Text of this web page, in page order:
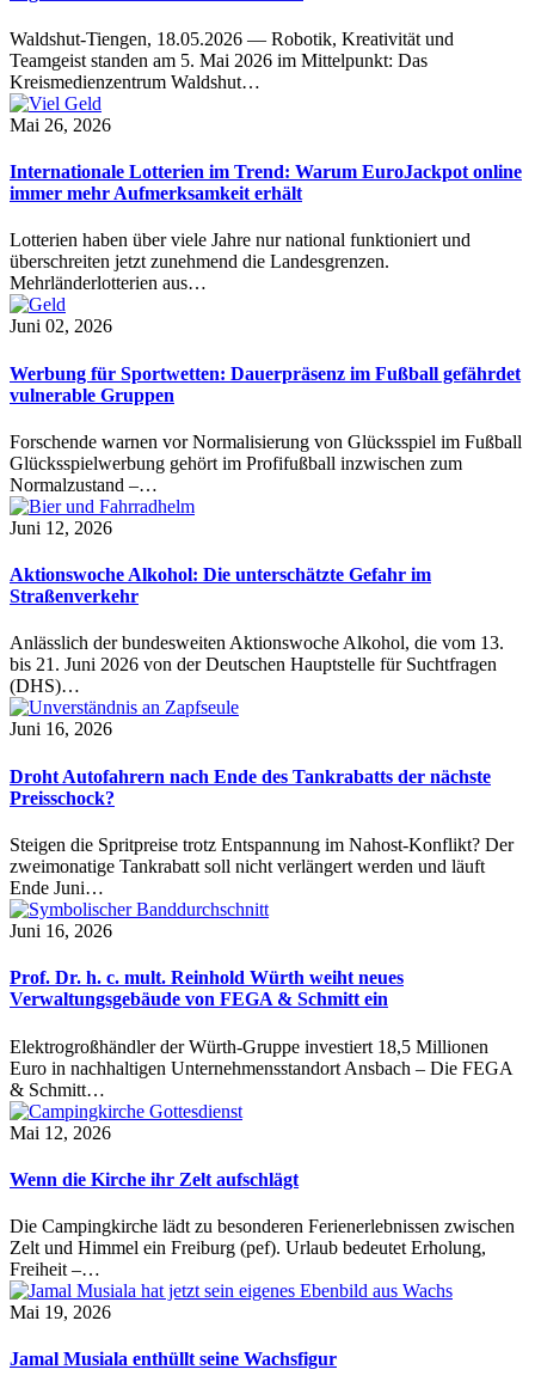
Waldshut-Tiengen, 18.05.2026 — Robotik, Kreativität und
Teamgeist standen am 5. Mai 2026 im Mittelpunkt: Das
Kreismedienzentrum Waldshut…
Mai 26, 2026
Internationale Lotterien im Trend: Warum EuroJackpot online
immer mehr Aufmerksamkeit erhält
Lotterien haben über viele Jahre nur national funktioniert und
überschreiten jetzt zunehmend die Landesgrenzen.
Mehrländerlotterien aus…
Juni 02, 2026
Werbung für Sportwetten: Dauerpräsenz im Fußball gefährdet
vulnerable Gruppen
Forschende warnen vor Normalisierung von Glücksspiel im Fußball
Glücksspielwerbung gehört im Profifußball inzwischen zum
Normalzustand –…
Juni 12, 2026
Aktionswoche Alkohol: Die unterschätzte Gefahr im
Straßenverkehr
Anlässlich der bundesweiten Aktionswoche Alkohol, die vom 13.
bis 21. Juni 2026 von der Deutschen Hauptstelle für Suchtfragen
(DHS)…
Juni 16, 2026
Droht Autofahrern nach Ende des Tankrabatts der nächste
Preisschock?
Steigen die Spritpreise trotz Entspannung im Nahost-Konflikt? Der
zweimonatige Tankrabatt soll nicht verlängert werden und läuft
Ende Juni…
Juni 16, 2026
Prof. Dr. h. c. mult. Reinhold Würth weiht neues
Verwaltungsgebäude von FEGA & Schmitt ein
Elektrogroßhändler der Würth-Gruppe investiert 18,5 Millionen
Euro in nachhaltigen Unternehmensstandort Ansbach – Die FEGA
& Schmitt…
Mai 12, 2026
Wenn die Kirche ihr Zelt aufschlägt
Die Campingkirche lädt zu besonderen Ferienerlebnissen zwischen
Zelt und Himmel ein Freiburg (pef). Urlaub bedeutet Erholung,
Freiheit –…
Mai 19, 2026
Jamal Musiala enthüllt seine Wachsfigur